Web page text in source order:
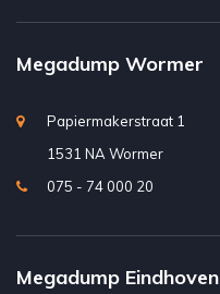
Megadump Wormer
Papiermakerstraat 1
1531 NA Wormer
075 - 74 000 20
Megadump Eindhoven